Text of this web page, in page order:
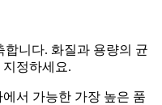
니다. 화질과 용량의 균
정하세요.
서 가능한 가장 높은 품